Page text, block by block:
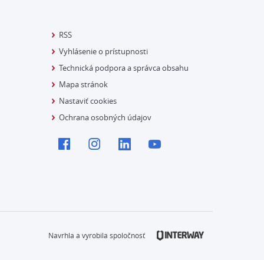
RSS
Vyhlásenie o prístupnosti
Technická podpora a správca obsahu
Mapa stránok
Nastaviť cookies
Ochrana osobných údajov
Navrhla a vyrobila spoločnosť